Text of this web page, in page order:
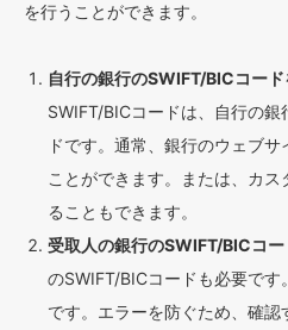
を行うことができます。
自行の銀行のSWIFT/BICコー
SWIFT/BICコードは、自行の
ドです。通常、銀行のウェブ
ことができます。または、カ
ることもできます。
受取人の銀行のSWIFT/BICコ
のSWIFT/BICコードも必要で
です。エラーを防ぐため、確認